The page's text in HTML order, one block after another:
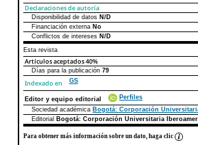
Declaraciones de autoría
Declaraciones de autoríaEste artículo
Disponibilidad de datos N/D
Financiación externa No
Conflictos de intereses N/D
Esta revista
Artículos aceptados40%
Días para la publicación79
Indexado en GS
Editor y equipo editorial
Perfiles
Sociedad académica Bogotá: Corporación
Editorial
Bogotá: Corporación Universitaria
Para obtener más información sobre un dato, haga clic